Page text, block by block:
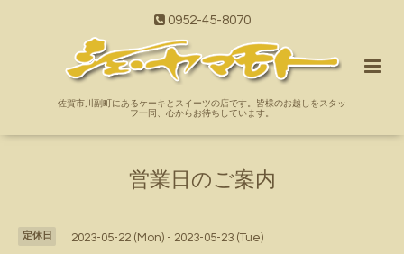
0952-45-8070
佐賀市川副町にあるケーキとスイーツの店です。皆様のお越しをスタッ
フ一同、心からお待ちしています。
営業日のご案内
定休日 2023-05-22 (Mon) - 2023-05-23 (Tue)